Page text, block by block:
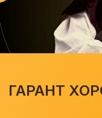
ГАРАНТ